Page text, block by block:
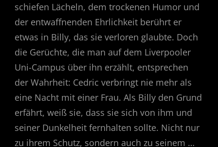
schiefen Lächeln, dem trockenen Humor und
der entwaffnenden Ehrlichkeit berührt er
etwas in Billy, das sie verloren glaubte. Doch
die Gerüchte, die man auf dem Liverpooler
Uni-Campus über ihn erzählt, entsprechen
der Wahrheit: Cedric verbringt nie mehr als
eine Nacht mit einer Frau. Als Billy den Grund
erfährt, weiß sie, dass sie sich von ihm und
seiner Dunkelheit fernhalten sollte. Nicht nur
zu ihrem Schutz, sondern auch zu seinem …